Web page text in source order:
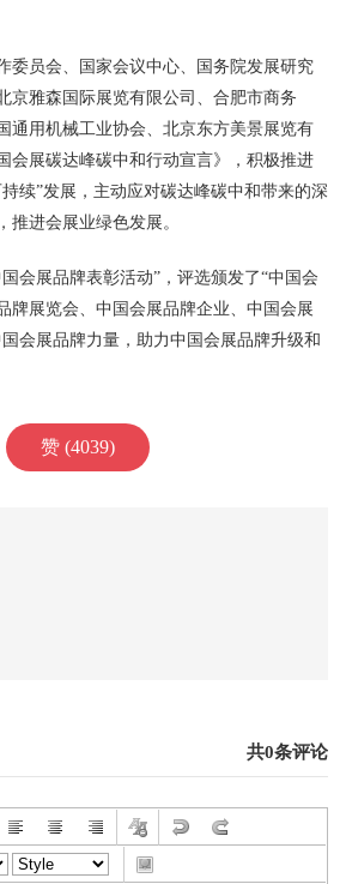
委员会、国家会议中心、国务院发展研究
京雅森国际展览有限公司、合肥市商务
通用机械工业协会、北京东方美景展览有
会展碳达峰碳中和行动宣言》，积极推进
续”发展，主动应对碳达峰碳中和带来的深
推进会展业绿色发展。
会展品牌表彰活动”，评选颁发了“中国会
牌展览会、中国会展品牌企业、中国会展
会展品牌力量，助力中国会展品牌升级和
赞 (4039)
共0条评论